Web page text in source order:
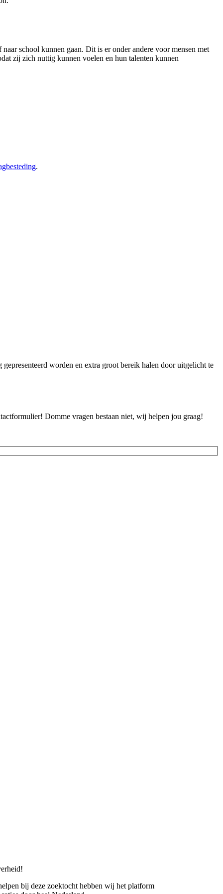
school kunnen gaan. Dit is er onder andere voor mensen met
zij zich nuttig kunnen voelen en hun talenten kunnen
.
worden en extra groot bereik halen door uitgelicht te
Domme vragen bestaan niet, wij helpen jou graag!
bij deze zoektocht hebben wij het platform